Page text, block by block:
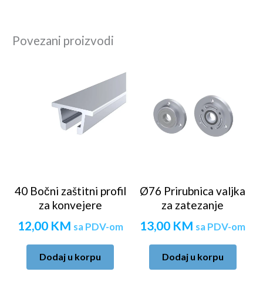
Povezani proizvodi
40 Bočni zaštitni profil
za konvejere
12,00 KM sa PDV-om
Dodaj u korpu
Ø76 Prirubnica valjka
za zatezanje
13,00 KM sa PDV-om
Dodaj u korpu